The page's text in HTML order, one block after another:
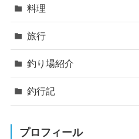
料理
旅行
釣り場紹介
釣行記
プロフィール